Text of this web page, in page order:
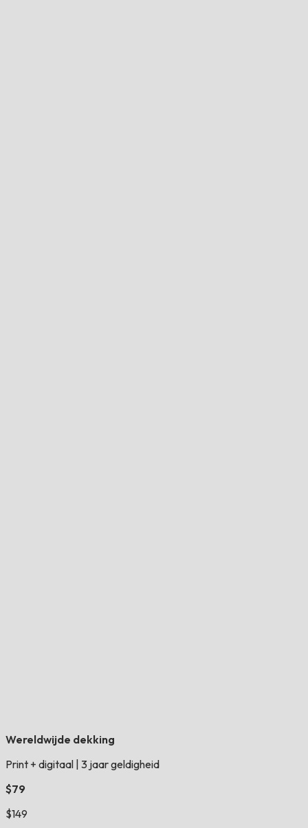
Wereldwijde dekking
Print + digitaal 3 jaar geldigheid
$79
$149